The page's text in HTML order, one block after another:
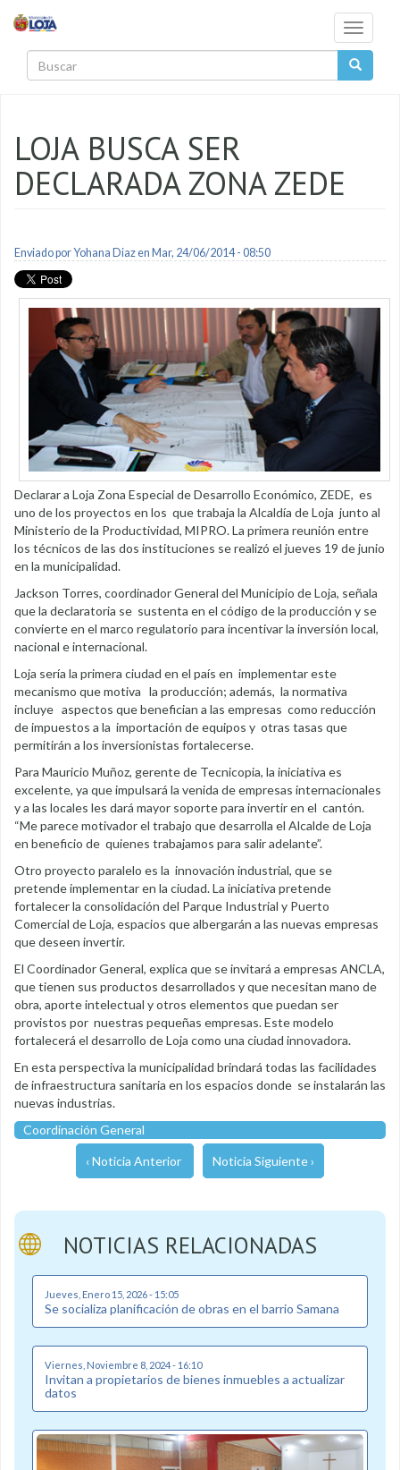
Toggle
LOJA BUSCA SER
DECLARADA ZONA ZEDE
Enviado porYohana Diazen Mar, 24/06/2014 - 08:50
Declarar a Loja Zona Especial de Desarrollo Económico, ZEDE, es
uno de los proyectos en los que trabaja la Alcaldía de Loja junto al
Ministerio de la Productividad, MIPRO. La primera reunión entre
los técnicos de las dos instituciones se realizó el jueves 19 de junio
en la municipalidad.
Jackson Torres, coordinador General del Municipio de Loja, señala
que la declaratoria se sustenta en el código de la producción y se
convierte en el marco regulatorio para incentivar la inversión local,
nacional e internacional.
Loja sería la primera ciudad en el país en implementar este
mecanismo que motiva la producción; además, la normativa
incluye aspectos que benefician a las empresas como reducción
de impuestos a la importación de equipos y otras tasas que
permitirán a los inversionistas fortalecerse.
Para Mauricio Muñoz, gerente de Tecnicopia, la iniciativa es
excelente, ya que impulsará la venida de empresas internacionales
y a las locales les dará mayor soporte para invertir en el cantón.
“Me parece motivador el trabajo que desarrolla el Alcalde de Loja
en beneficio de quienes trabajamos para salir adelante”.
Otro proyecto paralelo es la innovación industrial, que se
pretende implementar en la ciudad. La iniciativa pretende
fortalecer la consolidación del Parque Industrial y Puerto
Comercial de Loja, espacios que albergarán a las nuevas empresas
que deseen invertir.
El Coordinador General, explica que se invitará a empresas ANCLA,
que tienen sus productos desarrollados y que necesitan mano de
obra, aporte intelectual y otros elementos que puedan ser
provistos por nuestras pequeñas empresas. Este modelo
fortalecerá el desarrollo de Loja como una ciudad innovadora.
En esta perspectiva la municipalidad brindará todas las facilidades
de infraestructura sanitaria en los espacios donde se instalarán las
nuevas industrias.
Coordinación General
‹ Noticia Anterior Noticia Siguiente ›
NOTICIAS RELACIONADAS
Jueves, Enero 15, 2026 - 15:05
Se socializa planificación de obras en el barrio Samana
Viernes, Noviembre 8, 2024 - 16:10
Invitan a propietarios de bienes inmuebles a actualizar
datos